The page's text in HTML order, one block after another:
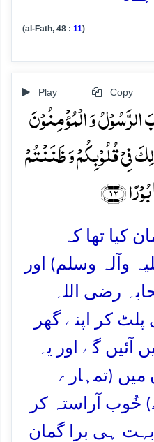
(al-Fath, 48 : 11)
Play Copy
وَ الۡمُؤۡمِنُوۡنَ
فِیۡ قُلُوۡبِکُمۡ وَ ظَنَنۡتُمۡ
﴿۱۲﴾
کیا تھا کہ
وآلہ وسلم) اور
رضی اللہ
کر اپنے گھر
گے اور یہ
میں (تمہارے
آراستہ کر
بہت ہی برا گمان